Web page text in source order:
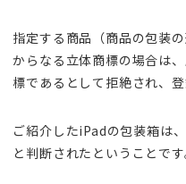
指定する商品（商品の包装
からなる立体商標の場合は
標であるとして拒絶され、
ご紹介したiPadの包装箱は
と判断されたということです